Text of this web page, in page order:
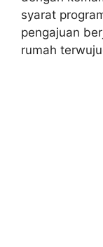
syarat
pengajuan
rumah